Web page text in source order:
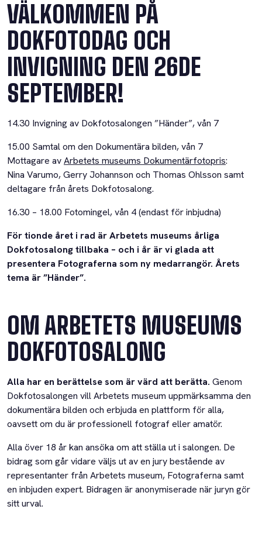
VÄLKOMMEN PÅ
DOKFOTODAG OCH
INVIGNING DEN 26DE
SEPTEMBER!
14.30 Invigning av Dokfotosalongen ”Händer”, vån 7
15.00 Samtal om den Dokumentära bilden, vån 7
Mottagare avArbetets museums Dokumentärfotopris:
Nina Varumo, Gerry Johannson och Thomas Ohlsson samt
deltagare från årets Dokfotosalong.
16.30 – 18.00 Fotomingel, vån 4 (endast för inbjudna)
För tionde året i rad är Arbetets museums årliga
Dokfotosalong tillbaka – och i år är vi glada att
presentera Fotograferna som ny medarrangör. Årets
tema är ”Händer”.
OM ARBETETS MUSEUMS
DOKFOTOSALONG
Alla har en berättelse som är värd att berätta. Genom
Dokfotosalongen vill Arbetets museum uppmärksamma den
dokumentära bilden och erbjuda en plattform för alla,
oavsett om du är professionell fotograf eller amatör.
Alla över 18 år kan ansöka om att ställa ut i salongen. De
bidrag som går vidare väljs ut av en jury bestående av
representanter från Arbetets museum, Fotograferna samt
en inbjuden expert. Bidragen är anonymiserade när juryn gör
sitt urval.